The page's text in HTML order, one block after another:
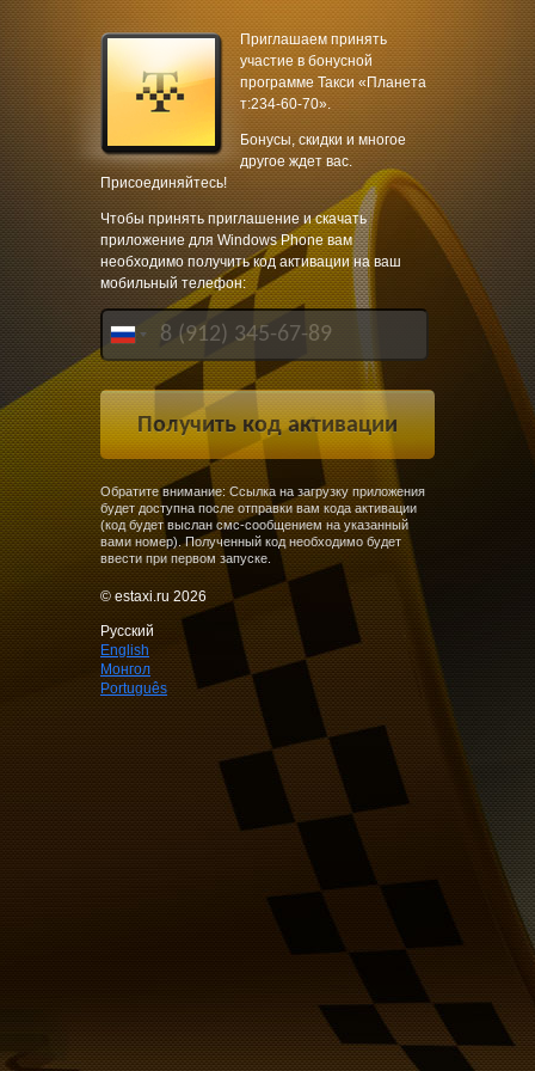
Приглашаем принять
участие в бонусной
программе Такси «Планета
т:234-60-70».
Бонусы, скидки и многое
другое ждет вас.
Присоединяйтесь!
Чтобы принять приглашение и скачать
приложение для Windows Phone вам
необходимо получить код активации на ваш
мобильный телефон:
Обратите внимание: Ссылка на загрузку приложения
будет доступна после отправки вам кода активации
(код будет выслан смс-сообщением на указанный
вами номер). Полученный код необходимо будет
ввести при первом запуске.
© estaxi.ru 2026
Русский
English
Монгол
Português